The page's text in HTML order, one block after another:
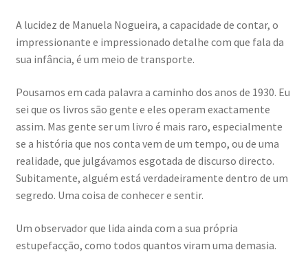
A lucidez de Manuela Nogueira, a capacidade de contar, o
impressionante e impressionado detalhe com que fala da
sua infância, é um meio de transporte.
Pousamos em cada palavra a caminho dos anos de 1930. Eu
sei que os livros são gente e eles operam exactamente
assim. Mas gente ser um livro é mais raro, especialmente
se a história que nos conta vem de um tempo, ou de uma
realidade, que julgávamos esgotada de discurso directo.
Subitamente, alguém está verdadeiramente dentro de um
segredo. Uma coisa de conhecer e sentir.
Um observador que lida ainda com a sua própria
estupefacção, como todos quantos viram uma demasia.